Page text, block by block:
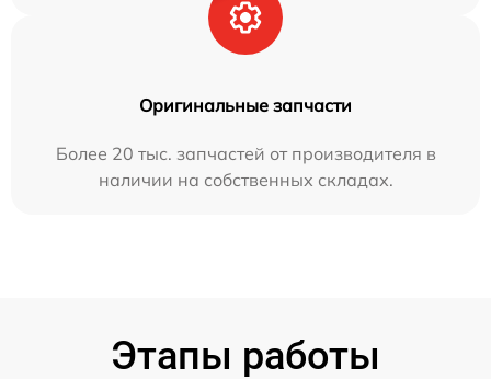
Оригинальные запчасти
Более 20 тыс. запчастей от производителя в
наличии на собственных складах.
Этапы работы